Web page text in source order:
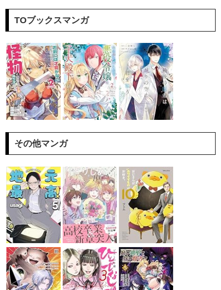
TOブックスマンガ
その他マンガ